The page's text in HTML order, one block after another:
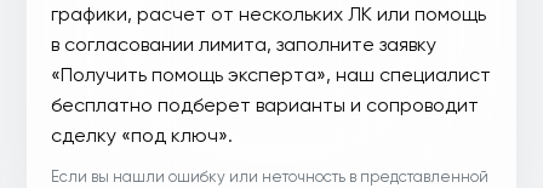
графики, расчет от нескольких ЛК или помощь
в согласовании лимита, заполните заявку
«Получить помощь эксперта», наш специалист
бесплатно подберет варианты и сопроводит
сделку «под ключ».
Если вы нашли ошибку или неточность в представленной